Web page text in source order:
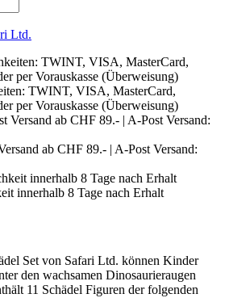
Ltd.
TWINT, VISA, MasterCard,
per Vorauskasse (Überweisung)
ab CHF 89.- | A-Post Versand:
innerhalb 8 Tage nach Erhalt
Set von Safari Ltd. können Kinder
den wachsamen Dinosaurieraugen
11 Schädel Figuren der folgenden